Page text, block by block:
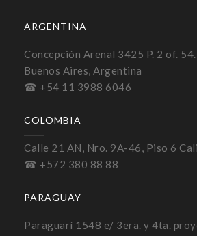
ARGENTINA
Concepción Arenal 3425 P. 2 of. 54.
Buenos Aires, Argentina
☎ +54 11 3988 6046
COLOMBIA
Calle 21 AN, Nro. 9A-46, Piso 6
☎ +572 380 88 88
PARAGUAY
Paraguarí 1548 e/ 3era. y 4ta.